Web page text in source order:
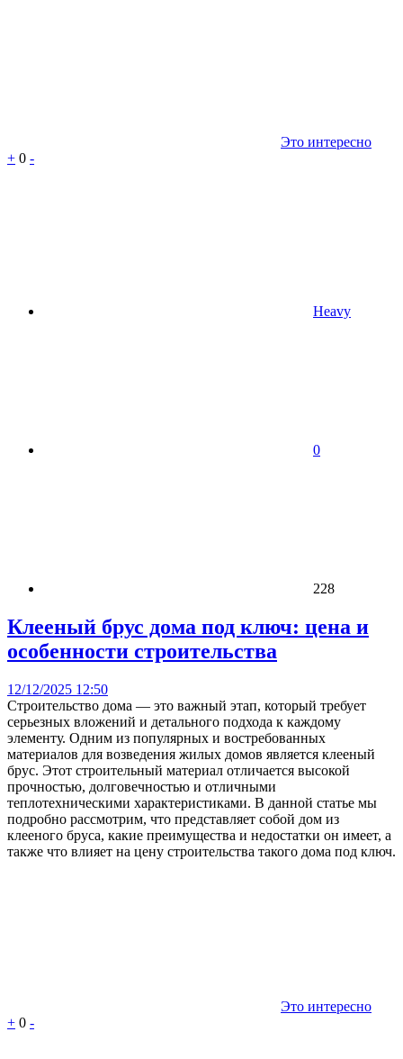
Это интересно
+ 0 -
Heavy
0
228
Клееный брус дома под ключ: цена и
особенности строительства
12/12/2025 12:50
Строительство дома — это важный этап, который требует
серьезных вложений и детального подхода к каждому
элементу. Одним из популярных и востребованных
материалов для возведения жилых домов является клееный
брус. Этот строительный материал отличается высокой
прочностью, долговечностью и отличными
теплотехническими характеристиками. В данной статье мы
подробно рассмотрим, что представляет собой дом из
клееного бруса, какие преимущества и недостатки он имеет, а
также что влияет на цену строительства такого дома под ключ.
Это интересно
+ 0 -